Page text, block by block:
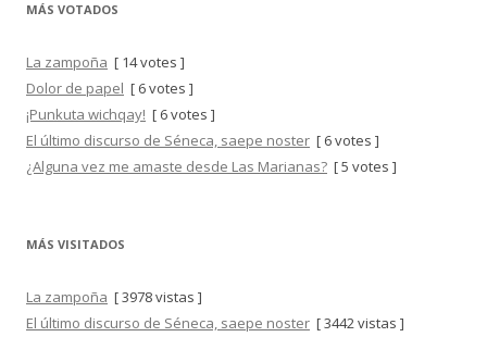
MÁS VOTADOS
La zampoña [ 14 votes ]
Dolor de papel [ 6 votes ]
¡Punkuta wichqay! [ 6 votes ]
El último discurso de Séneca, saepe noster [ 6 votes ]
¿Alguna vez me amaste desde Las Marianas? [ 5 votes ]
MÁS VISITADOS
La zampoña [ 3978 vistas ]
El último discurso de Séneca, saepe noster [ 3442 vistas ]